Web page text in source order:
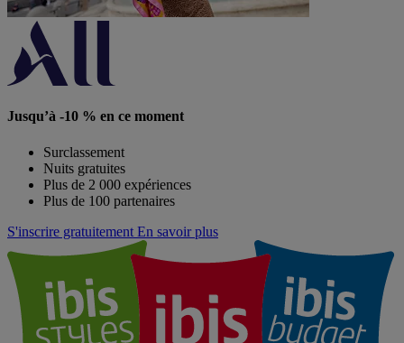
Jusqu’à -10 % en ce moment
Surclassement
Nuits gratuites
Plus de 2 000 expériences
Plus de 100 partenaires
S'inscrire gratuitement En savoir plus